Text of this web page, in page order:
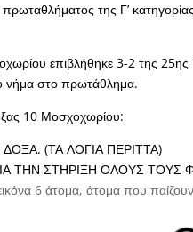
της Γ’
επιβλήθηκε 3-2 της 25ης
νήμα στο πρωτάθλημα.
10 Μοσχοχωρίου:
(ΤΑ ΛΟΓΙΑ ΠΕΡΙΤΤΑ)
ΤΗΝ ΣΤΗΡΙΞΗ ΟΛΟΥΣ